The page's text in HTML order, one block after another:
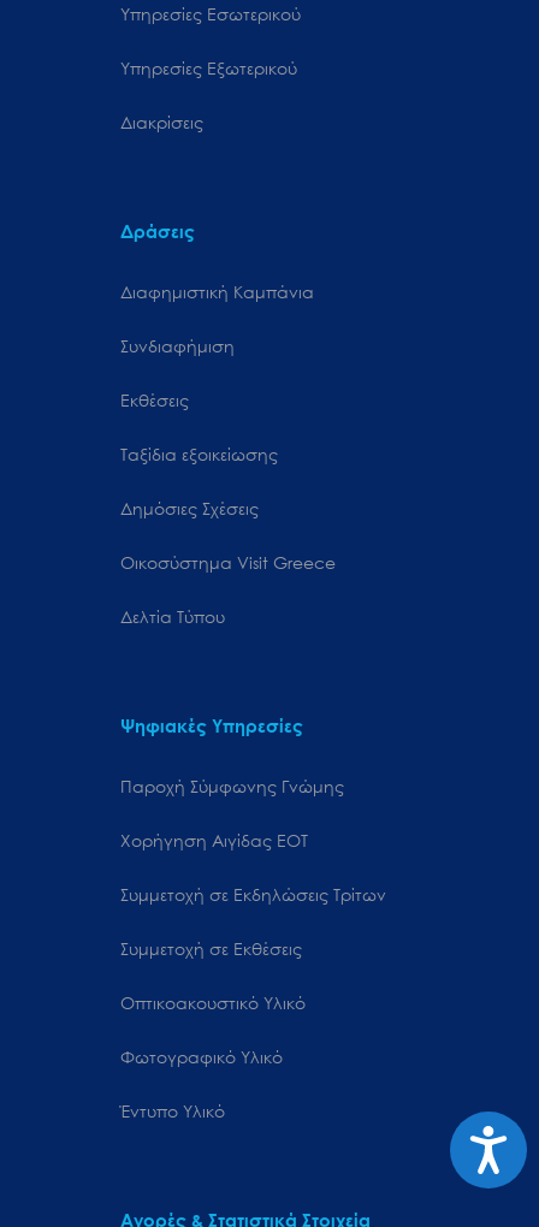
Υπηρεσίες Εσωτερικού
Υπηρεσίες Εξωτερικού
Διακρίσεις
Δράσεις
Διαφημιστική Καμπάνια
Συνδιαφήμιση
Εκθέσεις
Ταξίδια εξοικείωσης
Δημόσιες Σχέσεις
Oικοσύστημα Visit Greece
Δελτία Τύπου
Ψηφιακές Υπηρεσίες
Παροχή Σύμφωνης Γνώμης
Χορήγηση Αιγίδας ΕΟΤ
Συμμετοχή σε Εκδηλώσεις Τρίτων
Συμμετοχή σε Εκθέσεις
Οπτικοακουστικό Υλικό
Φωτογραφικό Υλικό
Έντυπο Υλικό
Αγορές & Στατιστικά Στοιχεία